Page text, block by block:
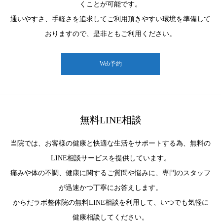
くことが可能です。
通いやすさ、手軽さを追求してご利用頂きやすい環境を準備して
おりますので、是非ともご利用ください。
Web予約
無料LINE相談
当院では、お客様の健康と快適な生活をサポートする為、無料の
LINE相談サービスを提供しています。
痛みや体の不調、健康に関するご質問や悩みに、専門のスタッフ
が迅速かつ丁寧にお答えします。
からだラボ整体院の無料LINE相談を利用して、いつでも気軽に
健康相談してください。